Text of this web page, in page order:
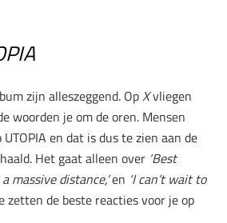
zijn alleszeggend. OpXvliegen
woorden je om de oren. Mensen
en dat is dus te zien aan de
Het gaat alleen over ‘Best
massive distance,’en ‘I can’t wait to
zetten de beste reacties voor je op